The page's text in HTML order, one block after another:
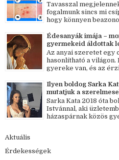
Tavasszal
fogalmunk sincs mi
hogy könnyen
Édesanyák imája –
gyermekeid áldottak
Az anyai szeretet egy
hasonlítható a világon.
gyereke van, és az
Ilyen boldog Sarka
mutatjuk a
Sarka Kata 2018 óta
Istvánnal, aki
házaspárnak közös
Aktuális
Érdekességek